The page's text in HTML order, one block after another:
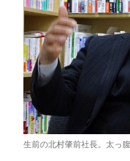
生前の北村肇前社長。太っ